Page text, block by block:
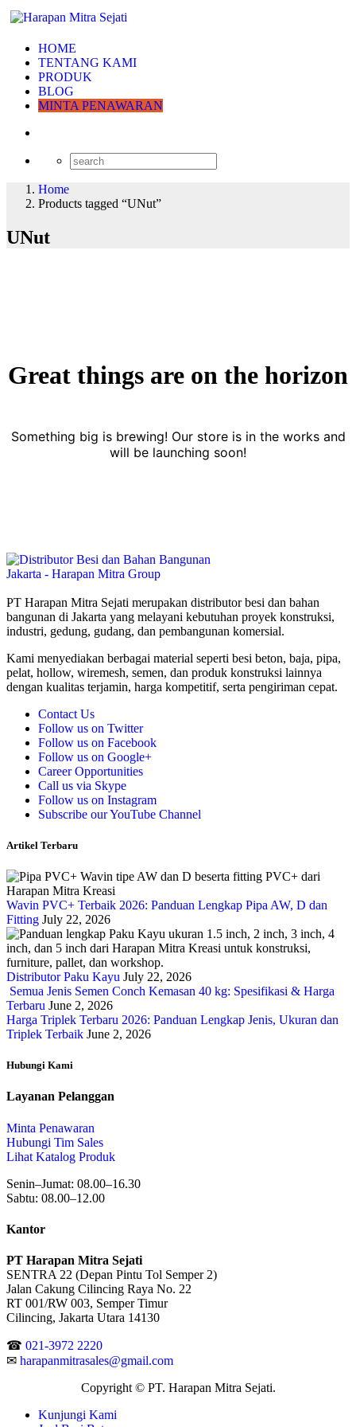
HOME
TENTANG KAMI
PRODUK
BLOG
MINTA PENAWARAN
Home
Products tagged “UNut”
UNut
Great things are on the horizon
Something big is brewing! Our store is in the works and
will be launching soon!
PT Harapan Mitra Sejati merupakan distributor besi dan bahan
bangunan di Jakarta yang melayani kebutuhan proyek konstruksi,
industri, gedung, gudang, dan pembangunan komersial.
Kami menyediakan berbagai material seperti besi beton, baja, pipa,
pelat, hollow, wiremesh, semen, dan produk konstruksi lainnya
dengan kualitas terjamin, harga kompetitif, serta pengiriman cepat.
Contact Us
Follow us on Twitter
Follow us on Facebook
Follow us on Google+
Career Opportunities
Call us via Skype
Follow us on Instagram
Subscribe our YouTube Channel
Artikel Terbaru
Wavin PVC+ Terbaik 2026: Panduan Lengkap Pipa AW, D dan
Fitting July 22, 2026
Distributor Paku Kayu July 22, 2026
Semua Jenis Semen Conch Kemasan 40 kg: Spesifikasi & Harga
Terbaru June 2, 2026
Harga Triplek Terbaru 2026: Panduan Lengkap Jenis, Ukuran dan
Triplek Terbaik June 2, 2026
Hubungi Kami
Layanan Pelanggan
Minta Penawaran
Hubungi Tim Sales
Lihat Katalog Produk
Senin–Jumat: 08.00–16.30
Sabtu: 08.00–12.00
Kantor
PT Harapan Mitra Sejati
SENTRA 22 (Depan Pintu Tol Semper 2)
Jalan Cakung Cilincing Raya No. 22
RT 001/RW 003, Semper Timur
Cilincing, Jakarta Utara 14130
☎ 021-3972 2220
✉ harapanmitrasales@gmail.com
Copyright © PT. Harapan Mitra Sejati.
Kunjungi Kami